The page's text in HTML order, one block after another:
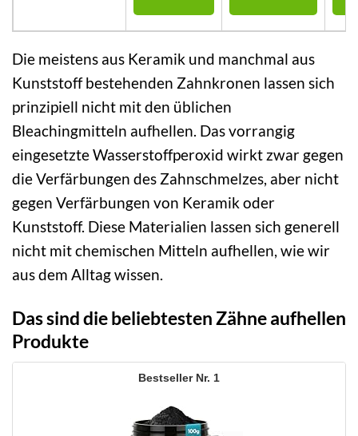
Die meistens aus Keramik und manchmal aus
Kunststoff bestehenden Zahnkronen lassen sich
prinzipiell nicht mit den üblichen
Bleachingmitteln aufhellen. Das vorrangig
eingesetzte Wasserstoffperoxid wirkt zwar gegen
die Verfärbungen des Zahnschmelzes, aber nicht
gegen Verfärbungen von Keramik oder
Kunststoff. Diese Materialien lassen sich generell
nicht mit chemischen Mitteln aufhellen, wie wir
aus dem Alltag wissen.
Das sind die beliebtesten Zähne aufhellen
Produkte
1